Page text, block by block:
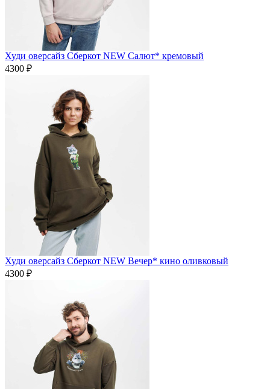
Худи оверсайз Сберкот NEW Салют* кремовый
4300 ₽
Худи оверсайз Сберкот NEW Вечер* кино оливковый
4300 ₽